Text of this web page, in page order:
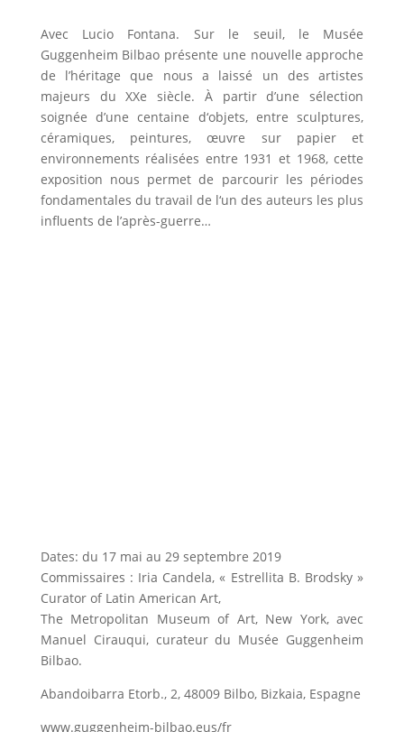
Avec Lucio Fontana. Sur le seuil, le Musée
Guggenheim Bilbao présente une nouvelle approche
de l’héritage que nous a laissé un des artistes
majeurs du XXe siècle. À partir d’une sélection
soignée d’une centaine d‘objets, entre sculptures,
céramiques, peintures, œuvre sur papier et
environnements réalisées entre 1931 et 1968, cette
exposition nous permet de parcourir les périodes
fondamentales du travail de l‘un des auteurs les plus
influents de l’après-guerre…
Dates: du 17 mai au 29 septembre 2019
Commissaires : Iria Candela, « Estrellita B. Brodsky »
Curator of Latin American Art,
The Metropolitan Museum of Art, New York, avec
Manuel Cirauqui, curateur du Musée Guggenheim
Bilbao.
Abandoibarra Etorb., 2, 48009 Bilbo, Bizkaia, Espagne
www.guggenheim-bilbao.eus/fr